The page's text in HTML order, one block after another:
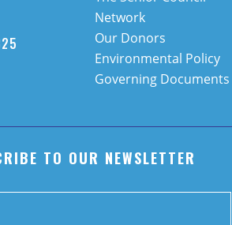
Network
Our Donors
Environmental Policy
Governing Documents
TO OUR NEWSLETTER